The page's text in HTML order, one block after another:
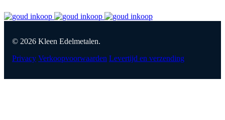
© 2026 Kleen Edelmetalen.
Privacy Verkoopvoorwaarden Levertijd en verzending